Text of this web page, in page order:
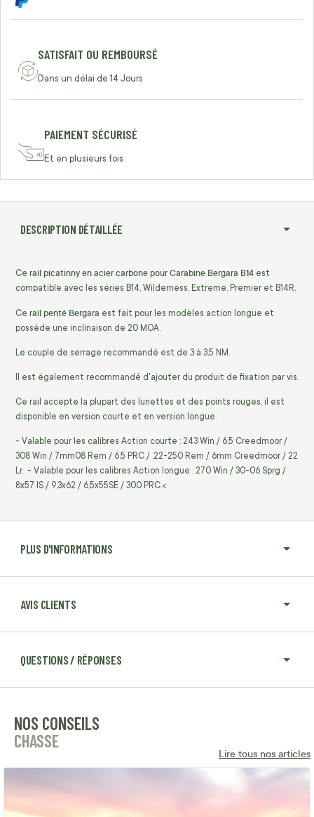
SATISFAIT OU REMBOURSÉ
Dans un délai de 14 Jours
PAIEMENT SÉCURISÉ
Et en plusieurs fois
DESCRIPTION DÉTAILLÉE
PLUS D'INFORMATIONS
AVIS CLIENTS
QUESTIONS / RÉPONSES
Ce rail picatinny en acier carbone pour Carabine Bergara B14 est
compatible avec les séries B14, Wilderness, Extreme, Premier et B14R.
Ce rail penté Bergara est fait pour les modèles action longue et
possède une inclinaison de 20 MOA.
Le couple de serrage recommandé est de 3 à 3,5 NM.
Il est également recommandé d'ajouter du produit de fixation par vis.
Ce rail accepte la plupart des lunettes et des points rouges, il est
disponible en version courte et en version longue.
- Valable pour les calibres Action courte : 243 Win / 6,5 Creedmoor /
308 Win / 7mm08 Rem / 6,5 PRC / .22-250 Rem / 6mm Creedmoor / 22
Lr. - Valable pour les calibres Action longue : 270 Win / 30-06 Sprg /
8x57 IS / 9,3x62 / 6,5x55SE / 300 PRC.<
NOS CONSEILS
CHASSE
Lire tous nos articles